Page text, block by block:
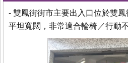
- 雙鳳街街市主要出入口位於雙
平坦寬闊，非常適合輪椅／行動